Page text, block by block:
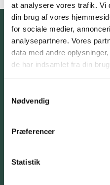
at analysere vores trafik. Vi
din brug af vores
for sociale medier,
analysepartnere. Vores
data med andre
de har indsamlet fra din
Nødvendig
Præferencer
Statistik
Total Chem-Dry
Din Lokale Tæppe- og
TÆPPERENS
OM TOTAL